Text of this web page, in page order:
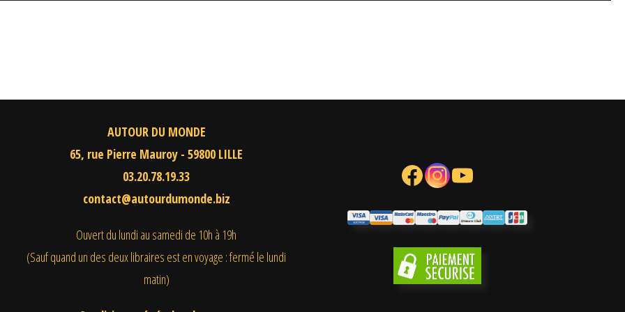
AUTOUR DU MONDE
65, rue Pierre Mauroy - 59800 LILLE
03.20.78.19.33
contact@autourdumonde.biz
Ouvert du lundi au samedi de 10h à 19h
(Sauf quand un des deux libraires est en voyage : fermé le lundi
matin)
Facebook Instagram YouTube